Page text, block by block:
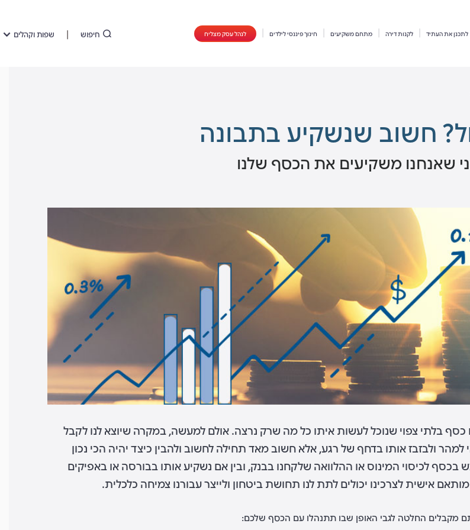
לתכנן את העתיד לקנות דירה מתחם משקיעים חינוך פיננסי לילדים לנהל עסק מצליח חיפוש שפות וקהלים
חשוב שנשקיע בתבונה
כסף בלתי צפוי שנוכל לעשות איתו כל מה שרק נרצה. אולם למעשה, במקרה שיוצא לנו לקבל
ולבזבז אותו בדחף של רגע, אלא חשוב מאד תחילה לחשוב ולהבין כיצד יהיה הכי נכון
לכיסוי המינוס או ההלוואה שלקחנו בבנק, ובין אם נשקיע אותו בבורסה או באפיקים
אישית לצרכינו יכולים לתת לנו תחושת ביטחון ולייצר עבורנו צמיחה כלכלית.